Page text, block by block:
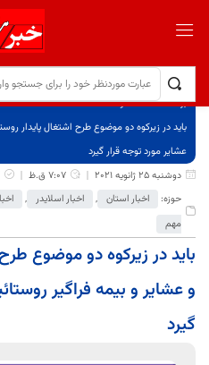
برگ نخست
نوشته‌ها
باید در زیرکوه دو موضوع طرح اشتغال پایدار
عشایر مورد توجه قرار گیرد
دوشنبه 25 ژانویه 2021
7:07 ق.ظ
حوزه:
اخبار استان , اخبار اسلایدر ,
مهم
باید در زیرکوه دو موضوع
و عشایر و بیمه فراگیر
گیرد